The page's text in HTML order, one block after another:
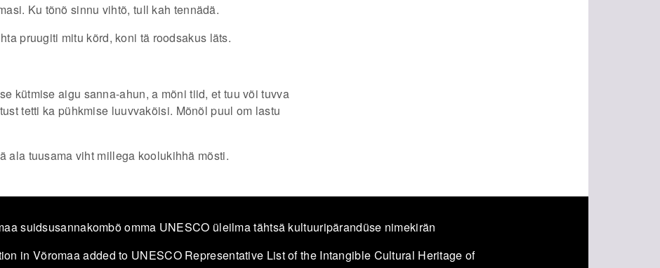
Ku tõnõ sinnu vihtõ, tull kah tennädä.
pruugiti mitu kõrd, koni tä roodsakus läts.
kütmise aigu sanna-ahun, a mõni tiid, et tuu või tuvva
tetti ka pühkmise luuvvakõisi. Mõnõl puul om lastu
ala tuusama viht millega koolukihhä mõsti.
suidsusannakombõ omma UNESCO üleilma tähtsä kultuuripärandüse nimekirän
in Võromaa added to UNESCO Representative List of the Intangible Cultural Heritage of